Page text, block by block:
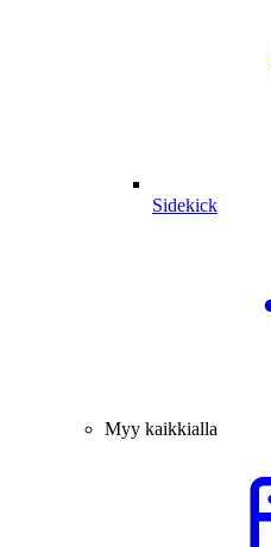
Sidekick
Myy kaikkialla